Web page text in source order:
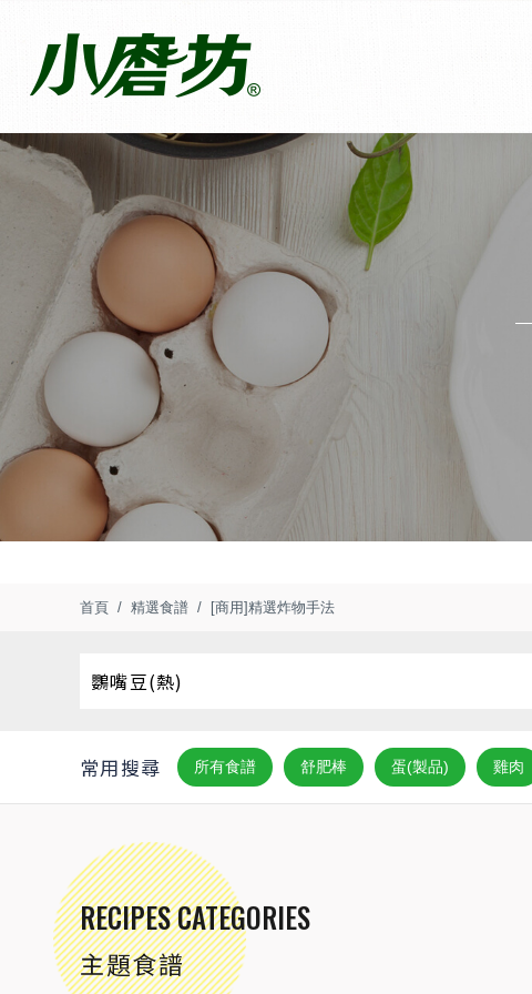
首頁 精選食譜 [商用]精選炸物手法
常用搜尋 所有食譜 舒肥棒 蛋(製品) 雞肉
RECIPES CATEGORIES
主題食譜